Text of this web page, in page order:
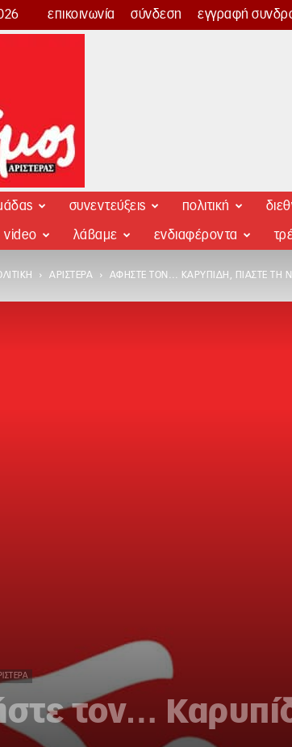
επικοινωνία σύνδεση εγγραφή
συνεντεύξεις πολιτική
video λάβαμε ενδιαφέροντα
ΑΡΙΣΤΕΡΆ ΑΦΉΣΤΕ ΤΟΝ… ΚΑΡΥΠΊΔΗ, ΠΙΆΣΤΕ ΤΗ
τον…